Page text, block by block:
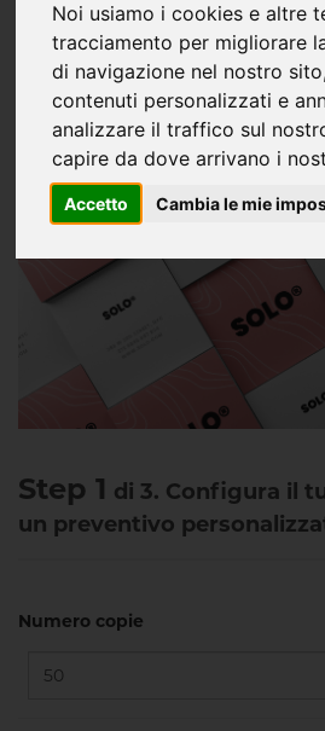
Noi usiamo i cookies e altre
tracciamento per migliorare
di navigazione nel nostro
contenuti personalizzati e
analizzare il traffico sul
capire da dove arrivano i
Accetto Cambia le mie
Biglietti da visita quadrati
Si distinguono per un design innovativo e
formato quadrato, catturano l’attenzione
Perfetti per designer, creativi e brand che
schemi. Personalizza online e crea il tuo
raffinato.
Step 1 di 3. Configura il
un preventivo
Numero copie